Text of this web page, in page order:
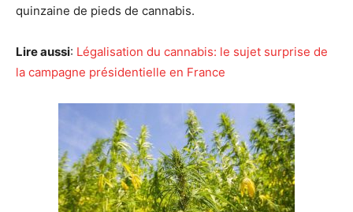
quinzaine de pieds de cannabis.
Lire aussi: Légalisation du cannabis: le sujet surprise de
la campagne présidentielle en France